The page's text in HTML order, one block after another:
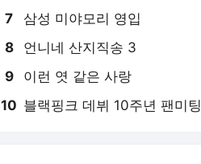
7 삼성 미야모리 영입
8 언니네 산지직송 3
9 이런 엿 같은 사랑
10 블랙핑크 데뷔 10주년 팬미팅